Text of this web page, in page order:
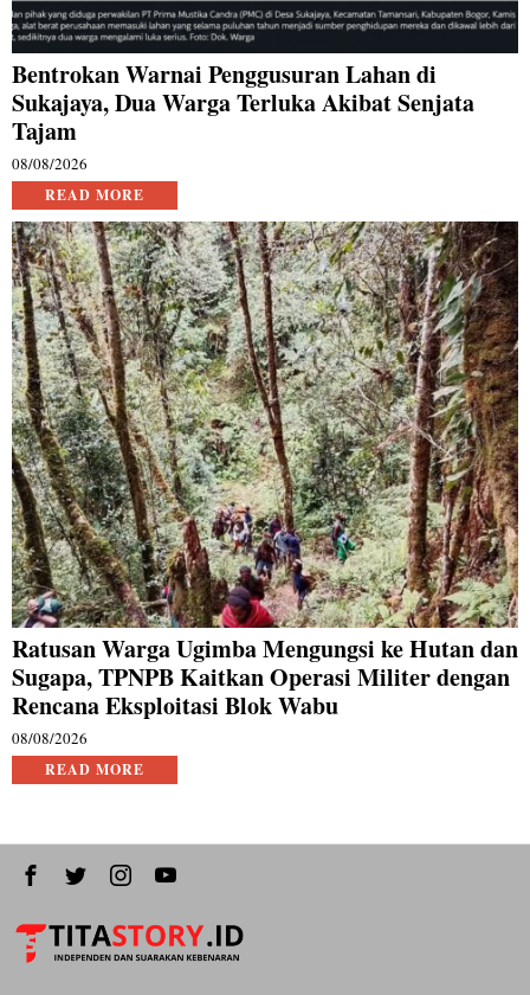
Bentrokan Warnai Penggusuran Lahan di
Sukajaya, Dua Warga Terluka Akibat Senjata
Tajam
08/08/2026
READ MORE
Ratusan Warga Ugimba Mengungsi ke Hutan dan
Sugapa, TPNPB Kaitkan Operasi Militer dengan
Rencana Eksploitasi Blok Wabu
08/08/2026
READ MORE